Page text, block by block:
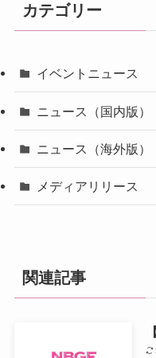
カテゴリー
イベントニュース
ニュース（国内版）
ニュース（海外版）
メディアリリース
関連記事